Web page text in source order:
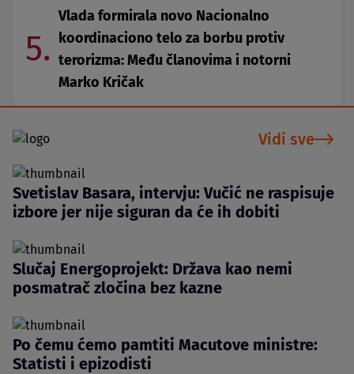
5.
Vlada formirala novo Nacionalno
koordinaciono telo za borbu protiv
terorizma: Među članovima i notorni
Marko Kričak
Vidi sve
Svetislav Basara, intervju: Vučić ne raspisuje
izbore jer nije siguran da će ih dobiti
Slučaj Energoprojekt: Država kao nemi
posmatrač zločina bez kazne
Po čemu ćemo pamtiti Macutove ministre:
Statisti i epizodisti